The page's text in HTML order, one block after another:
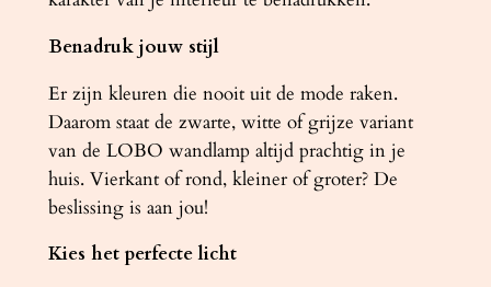
Benadruk jouw stijl
Er zijn kleuren die nooit uit de mode raken.
Daarom staat de zwarte, witte of grijze variant
van de LOBO wandlamp altijd prachtig in je
huis. Vierkant of rond, kleiner of groter? De
beslissing is aan jou!
Kies het perfecte licht